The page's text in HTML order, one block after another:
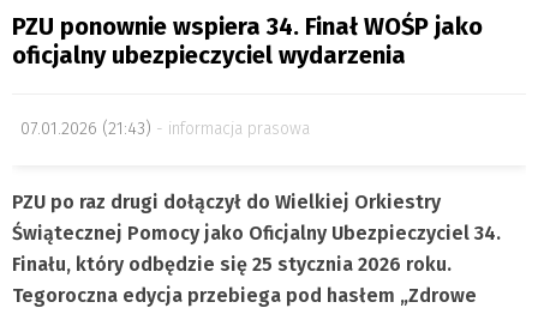
PZU ponownie wspiera 34. Finał WOŚP jako
oficjalny ubezpieczyciel wydarzenia
07.01.2026 (21:43) informacja prasowa
PZU po raz drugi dołączył do Wielkiej Orkiestry
Świątecznej Pomocy jako Oficjalny Ubezpieczyciel 34.
Finału, który odbędzie się 25 stycznia 2026 roku.
Tegoroczna edycja przebiega pod hasłem „Zdrowe